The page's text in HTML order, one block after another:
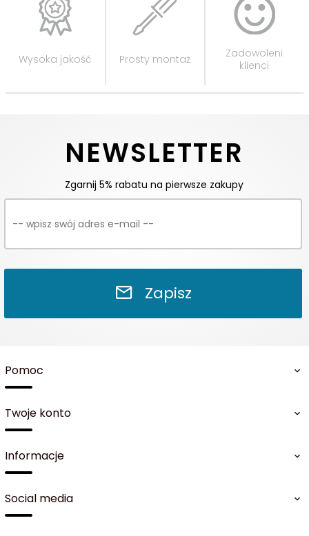
Wysoka jakość Prosty montaż
Zadowoleni
klienci
NEWSLETTER
Zgarnij 5% rabatu na pierwsze zakupy
Zapisz
Pomoc
Twoje konto
Informacje
Social media